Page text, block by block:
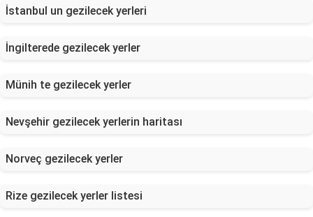
İstanbul un gezilecek yerleri
İngilterede gezilecek yerler
Münih te gezilecek yerler
Nevşehir gezilecek yerlerin haritası
Norveç gezilecek yerler
Rize gezilecek yerler listesi